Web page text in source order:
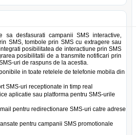
sa desfasurati campanii SMS interactive,
SMS, tombole prin SMS cu extragere sau
posibilitatea de interactiune prin SMS
posibilitatii de a transmite notificari prin
uri de raspuns de la acestia.
in toate retelele de telefonie mobila din
SMS-uri receptionate in timp real
aplicatie sau platforma pentru SMS-urile
pentru redirectionare SMS-uri catre adrese
pentru campanii SMS promotionale